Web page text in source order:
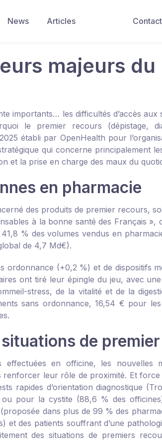
Contact
News Articles
majeurs
importants… les difficultés d’accès
le premier recours (dépistage,
établi par OpenHealth pour
qui concerne principalement
et la prise en charge des maux du
en pharmacie
des produits de premier recours,
à la bonne santé des Français »,
% des volumes vendus en
de 4,7 Md€).
ordonnance (+0,2 %) et de dispositifs
ont tiré leur épingle du jeu, avec
stress, de la vitalité et de la
sans ordonnance, 16,54 € pour les
de
en officine, les nouvelles
leur rôle de proximité. Et
rapides d’orientation diagnostique
pour la cystite (88,6 % des
dans plus de 99 % des
et des patients souffrant d’une
des situations de premiers